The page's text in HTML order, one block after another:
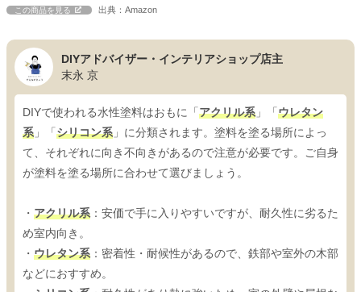
この商品を見る 出典：Amazon
DIYアドバイザー・インテリアショップ店主
末永 京
DIYで使われる水性塗料はおもに「 アクリル系」「 ウレタン
系」「 シリコン系」に分類されます。塗料を塗る場所によっ
て、それぞれに向き不向きがあるので注意が必要です。ご自身
が塗料を塗る場所に合わせて選びましょう。
・ アクリル系：安価で手に入りやすいですが、耐久性に劣るた
め室内向き。
・ ウレタン系：密着性・耐候性があるので、鉄部や室外の木部
などにおすすめ。